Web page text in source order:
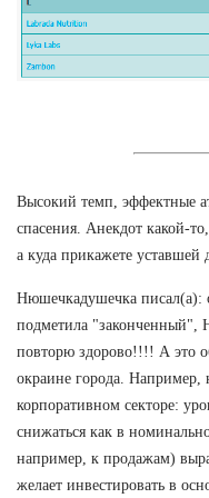
Высокий темп, эффектные
спасения. Анекдот какой-
а куда прикажете уставшей
Нюшечкадушечка писал(а):
подметила "законченный",
повторю здорово!!!! А это
окраине города. Например,
корпоративном секторе:
снижаться как в
например, к продажам)
желает инвестировать в